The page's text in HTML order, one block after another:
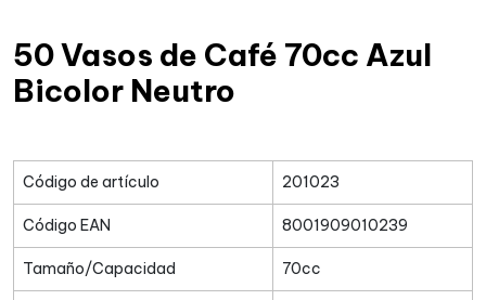
50 Vasos de Café 70cc Azul
Bicolor Neutro
Código de artículo 201023
Código EAN 8001909010239
Tamaño/Capacidad 70cc